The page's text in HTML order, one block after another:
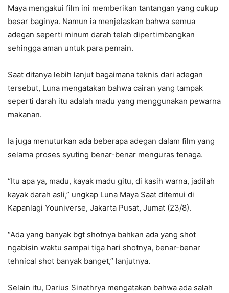
Maya mengakui film ini memberikan tantangan yang cukup
besar baginya. Namun ia menjelaskan bahwa semua
adegan seperti minum darah telah dipertimbangkan
sehingga aman untuk para pemain.
Saat ditanya lebih lanjut bagaimana teknis dari adegan
tersebut, Luna mengatakan bahwa cairan yang tampak
seperti darah itu adalah madu yang menggunakan pewarna
makanan.
Ia juga menuturkan ada beberapa adegan dalam film yang
selama proses syuting benar-benar menguras tenaga.
“Itu apa ya, madu, kayak madu gitu, di kasih warna, jadilah
kayak darah asli,” ungkap Luna Maya Saat ditemui di
Kapanlagi Youniverse, Jakarta Pusat, Jumat (23/8).
“Ada yang banyak bgt shotnya bahkan ada yang shot
ngabisin waktu sampai tiga hari shotnya, benar-benar
tehnical shot banyak banget,” lanjutnya.
Selain itu, Darius Sinathrya mengatakan bahwa ada salah